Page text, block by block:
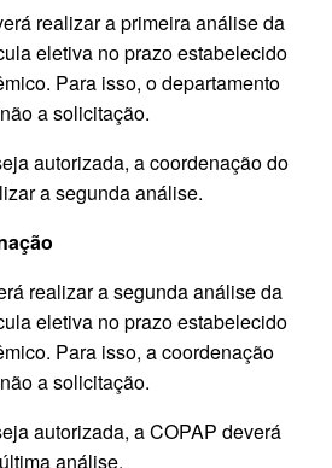
realizar a primeira análise da
eletiva no prazo estabelecido
Para isso, o departamento
a solicitação.
autorizada, a coordenação do
a segunda análise.
realizar a segunda análise da
eletiva no prazo estabelecido
Para isso, a coordenação
a solicitação.
autorizada, a COPAP deverá
análise.